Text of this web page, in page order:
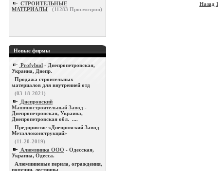
СТРОИТЕЛЬНЫЕ
МАТЕРИАЛЫ
(11283 Просмотров)
Новые фирмы
Profybud - Днепропетровская,
Украина, Днепр.
Продажа строительных
материалов для внутренней отд
(03-18-2021)
Днепровский
Машиностроительный Завод -
Днепропетровская, Украина,
Днепропетровская обл. ....
Предприятие «Днепровский Завод
Металлоконструкций»
(11-20-2019)
Алюминика ООО - Одесская,
Украина, Одесса.
Алюминиевые перила, ограждения,
поручни, лестницы
Назад